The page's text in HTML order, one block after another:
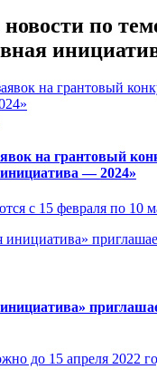
по
на грантовый
— 2024»
с 15 февраля по 10
до 15 апреля 2022